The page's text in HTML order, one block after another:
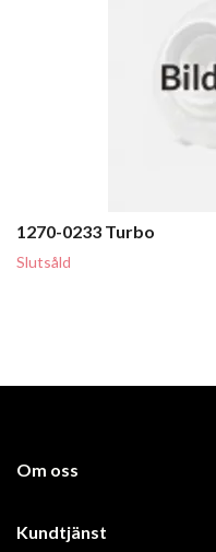
1270-0233 Turbo
Slutsåld
Om oss
Kundtjänst